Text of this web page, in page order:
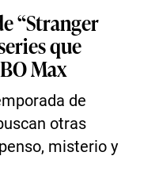
“Stranger
que
Max
de
otras
misterio y